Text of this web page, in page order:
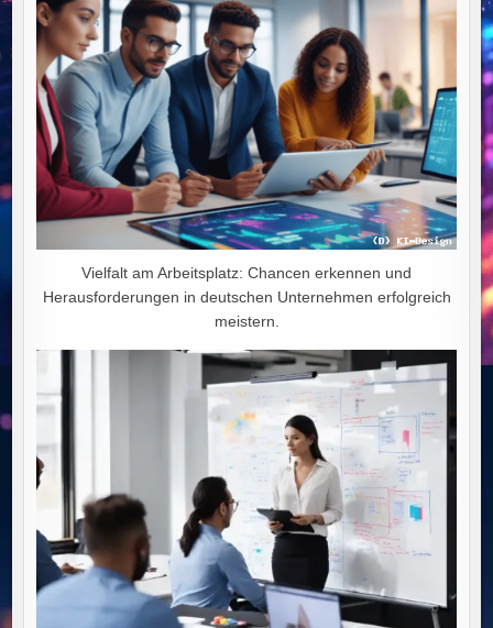
Vielfalt am Arbeitsplatz: Chancen erkennen und
Herausforderungen in deutschen Unternehmen erfolgreich
meistern.